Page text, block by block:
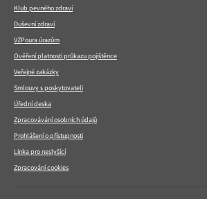
Klub pevného zdraví
Duševní zdraví
VZPoura úrazům
Ověření platnosti průkazu pojištěnce
Veřejné zakázky
Smlouvy s poskytovateli
Úřední deska
Zpracovávání osobních údajů
Prohlášení o přístupnosti
Linka pro neslyšící
Zpracování cookies